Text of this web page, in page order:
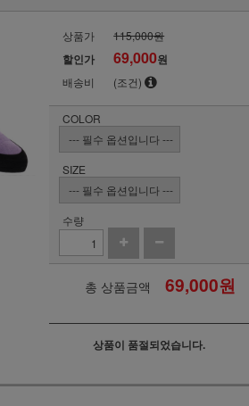
상품가 115,000원
할인가 69,000원
배송비 (조건)
COLOR
SIZE
수량
총 상품금액 69,000원
상품이 품절되었습니다.